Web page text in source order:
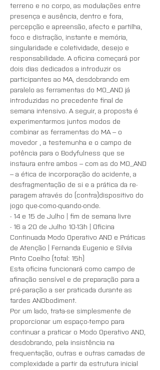
terreno e no corpo, as modulações entre
presença e ausência, dentro e fora,
percepção e apreensão, afecto e partilha,
foco e distração, instante e memória,
singularidade e coletividade, desejo e
responsabilidade. A oficina começará por
dois dias dedicados a introduzir os
participantes ao MA, desdobrando em
paralelo as ferramentas do MO_AND já
introduzidas no precedente final de
semana intensivo. A seguir, a proposta é
experimentarmos juntos modos de
combinar as ferramentas do MA – o
movedor , a testemunha e o campo de
potência para o Bodyfulness que se
instaura entre ambos – com as do MO_AND
– a ética de incorporação do acidente, a
desfragmentação de si e a prática da re-
paragem através do (contra)dispositivo do
jogo que-como-quando-onde.
- 14 e 15 de Julho | fim de semana livre
- 16 a 20 de Julho 10-13h | Oficina
Continuada Modo Operativo AND e Práticas
de Atenção | Fernanda Eugenio e Silvia
Pinto Coelho (total: 15h)
Esta oficina funcionará como campo de
afinação sensível e de preparação para a
pré-paração a ser praticada durante as
tardes ANDbodiment.
Por um lado, trata-se simplesmente de
proporcionar um espaço-tempo para
continuar a praticar o Modo Operativo AND,
desdobrando, pela insistência na
frequentação, outras e outras camadas de
complexidade a partir da estrutura inicial